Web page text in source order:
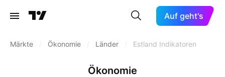
Auf geht's
Märkte Ökonomie Länder Estland Indikatoren
Ökonomie